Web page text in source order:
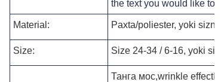
the text you would like to
Material: Paxta/poliester, yoki
Size: Size 24-34 / 6-16, yoki
Танга мос,wrinkle effect